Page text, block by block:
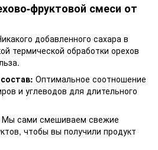
фруктовой смеси от
добавленного сахара в
термической обработки орехов
Оптимальное соотношение
и углеводов для длительного
Мы сами смешиваем свежие
чтобы вы получили продукт